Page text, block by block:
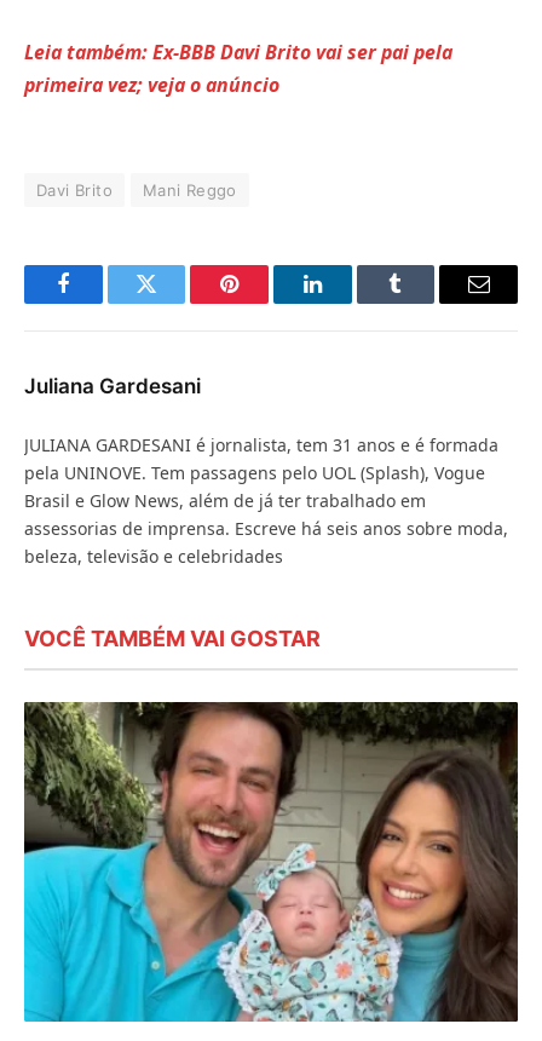
Leia também: Ex-BBB Davi Brito vai ser pai pela
primeira vez; veja o anúncio
Davi Brito Mani Reggo
FacebookTwitter Pinterest LinkedInTumblr
E-
Juliana Gardesani
JULIANA GARDESANI é jornalista, tem 31 anos e é formada
pela UNINOVE. Tem passagens pelo UOL (Splash), Vogue
Brasil e Glow News, além de já ter trabalhado em
assessorias de imprensa. Escreve há seis anos sobre moda,
beleza, televisão e celebridades
VOCÊ TAMBÉM VAI GOSTAR